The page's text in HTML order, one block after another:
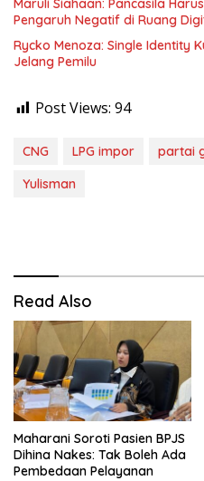
Maruli Siahaan: Pancasila
Pengaruh Negatif di Ruang
Rycko Menoza: Single Identity
Jelang Pemilu
Post Views: 94
CNG LPG impor partai
Yulisman
Read Also
Maharani Soroti Pasien BPJS
Dihina Nakes: Tak Boleh Ada
Pembedaan Pelayanan